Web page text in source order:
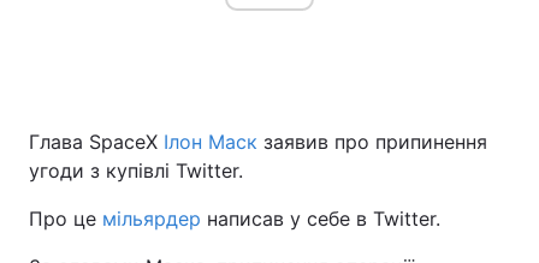
Глава SpaceX Ілон Маск заявив про припинення
угоди з купівлі Twitter.
Про це мільярдер написав у себе в Twitter.